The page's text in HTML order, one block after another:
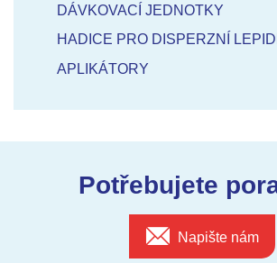
DÁVKOVACÍ JEDNOTKY
HADICE PRO DISPERZNÍ
APLIKÁTORY
Potřebujete
Napište nám